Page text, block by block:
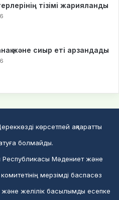
тізімі жарияланды
және сиыр еті арзандады
көрсетпей ақпаратты
болмайды.
Республикасы Мәдениет және
комитетінің мерзімді баспасөз
және желілік басылымды есепке